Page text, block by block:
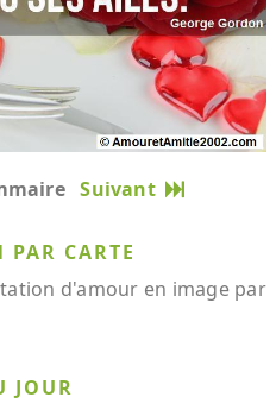
Suivant
PAR CARTE
d'amour en image par
JOUR